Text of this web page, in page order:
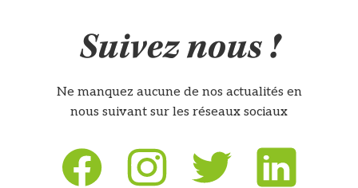
Suivez nous !
Ne manquez aucune de nos actualités en
nous suivant sur les réseaux sociaux